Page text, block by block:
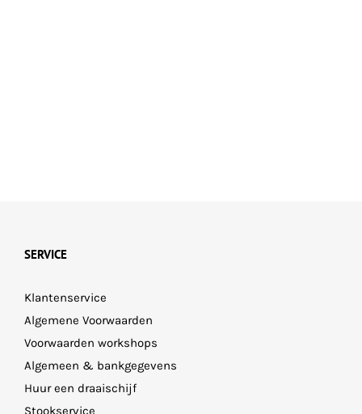
SERVICE
Klantenservice
Algemene Voorwaarden
Voorwaarden workshops
Algemeen & bankgegevens
Huur een draaischijf
Stookservice